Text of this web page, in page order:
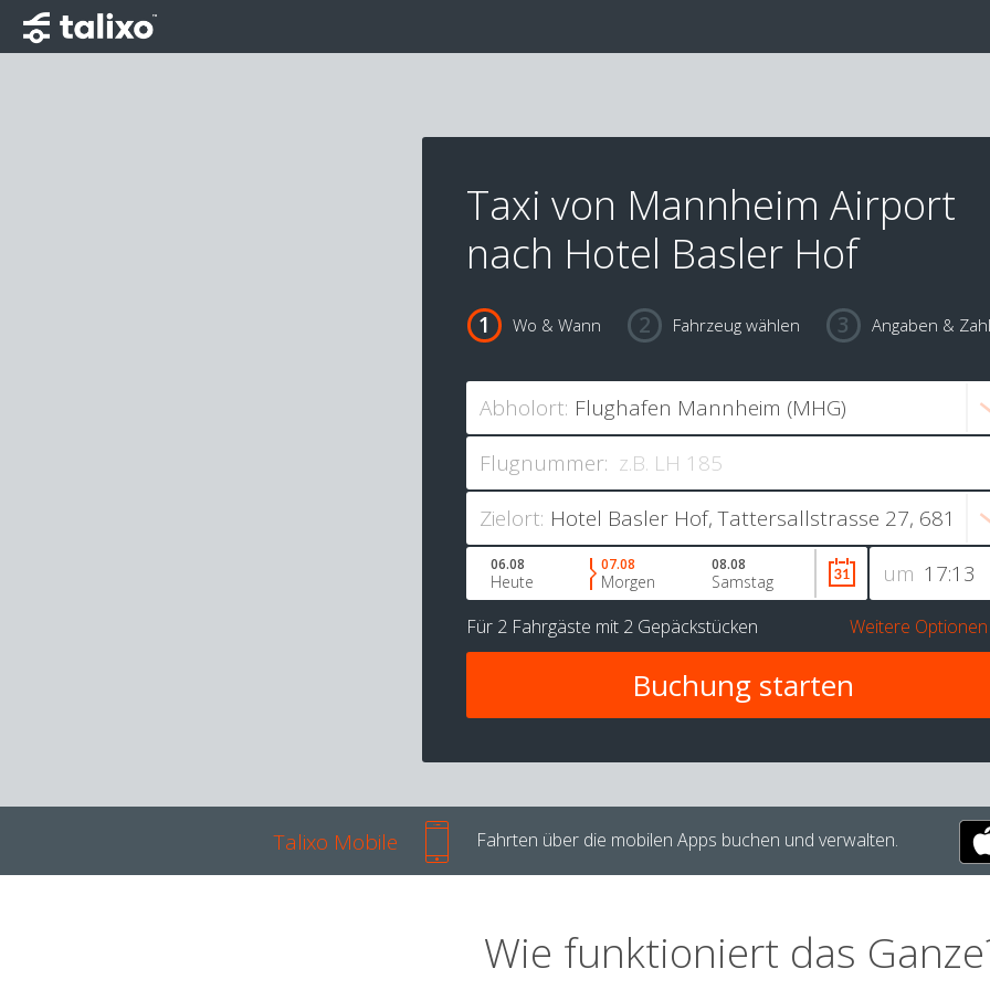
Taxi von Mannheim Airport
nach Hotel Basler Hof
Wo & Wann Fahrzeug wählen Angaben &
Abholort:
Flugnummer:
Zielort:
um
06.08
Heute
07.08
Morgen
08.08
Samstag
Für 2 Fahrgäste mit 2 Gepäckstücken Weitere Optionen
Talixo Mobile Fahrten über die mobilen Apps buchen und verwalten.
Wie funktioniert das